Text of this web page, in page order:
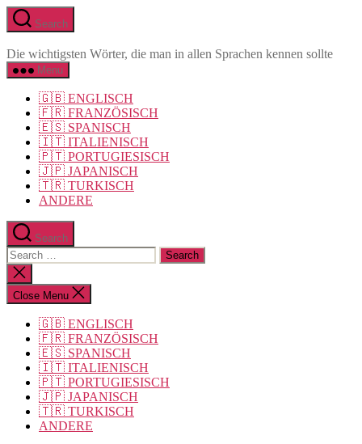
Skip
to
content
Search
Die wichtigsten Wörter, die man in allen Sprachen kennen sollte
Menu
🇬🇧 ENGLISCH
🇫🇷 FRANZÖSISCH
🇪🇸 SPANISCH
🇮🇹 ITALIENISCH
🇵🇹 PORTUGIESISCH
🇯🇵 JAPANISCH
🇹🇷 TURKISCH
ANDERE
Search
Search
for:
Close
search
Close Menu
🇬🇧 ENGLISCH
🇫🇷 FRANZÖSISCH
🇪🇸 SPANISCH
🇮🇹 ITALIENISCH
🇵🇹 PORTUGIESISCH
🇯🇵 JAPANISCH
🇹🇷 TURKISCH
ANDERE